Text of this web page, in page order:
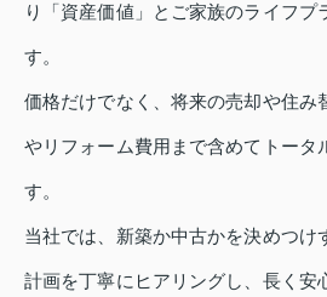
り「資産価値」とご家族のライフプ
す。
価格だけでなく、将来の売却や住み
やリフォーム費用まで含めてトータ
す。
当社では、新築か中古かを決めつけ
計画を丁寧にヒアリングし、長く安